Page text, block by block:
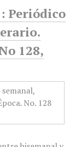
Periódico
128,